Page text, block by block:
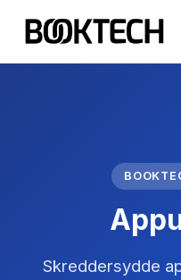
Skreddersydde